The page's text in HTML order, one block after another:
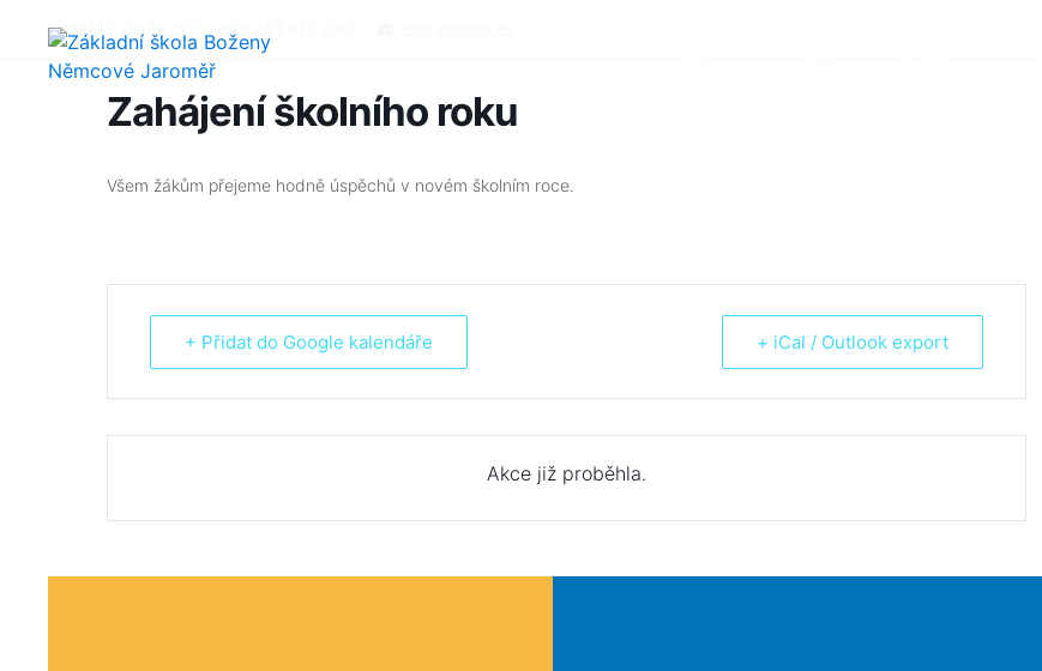
MÁTE DOTAZY? +420 491 812 630
Zahájení školního roku
Všem žákům přejeme hodně úspěchů v novém školním roce.
+ Přidat do Google kalendáře + iCal / Outlook export
Akce již proběhla.